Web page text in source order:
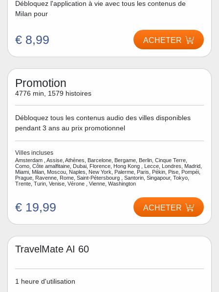
Débloquez l'application à vie avec tous les contenus de
Milan pour
€ 8,99 ACHETER
Promotion
4776 min, 1579 histoires
Débloquez tous les contenus audio des villes disponibles
pendant 3 ans au prix promotionnel
Villes incluses
Amsterdam , Assise, Athènes, Barcelone, Bergame, Berlin, Cinque Terre,
Como, Côte amalfitaine, Dubai, Florence, Hong Kong , Lecce, Londres, Madrid,
Miami, Milan, Moscou, Naples, New York, Palerme, Paris, Pékin, Pise, Pompéi,
Prague, Ravenne, Rome, Saint-Pétersbourg , Santorin, Singapour, Tokyo,
Trente, Turin, Venise, Vérone , Vienne, Washington
€ 19,99 ACHETER
TravelMate AI 60
1 heure d'utilisation